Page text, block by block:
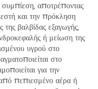
αποτρέποντας
και την πρόκληση
βαλβίδας εξαγωγής,
ή μείωση της
υγρού στο
στο
για την
πεπιεσμένο αέρα ή